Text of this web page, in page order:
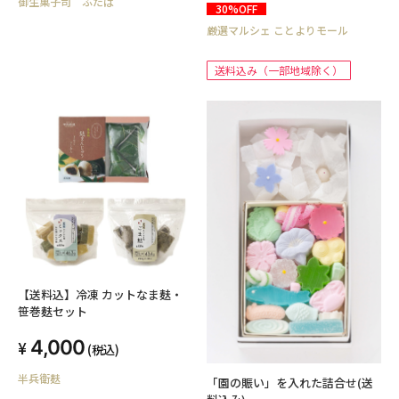
30%OFF
厳選マルシェ ことよりモール
送料込み（一部地域除く）
【送料込】冷凍 カットなま麸・
笹巻麸セット
4,000 (税込)
半兵衛麸
「園の賑い」を入れた詰合せ(送